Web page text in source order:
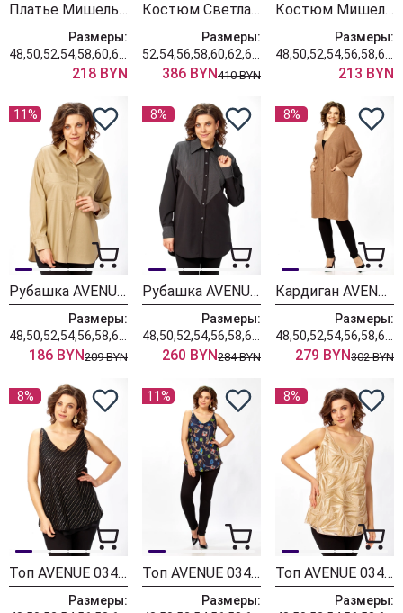
Платье Мишель Шик 2198 ночной графит
Размеры:
218 BYN
Костюм Светлана-Стиль 2025 серый
Размеры:
386 BYN410 BYN
Костюм Мишель Шик 1451 красный коралл
Размеры:
213 BYN
11%
Рубашка AVENUE 0343-2
Размеры:
186 BYN209 BYN
8%
Рубашка AVENUE 0353
Размеры:
260 BYN284 BYN
8%
Кардиган AVENUE 0340-2
Размеры:
279 BYN302 BYN
8%
Топ AVENUE 0349-5
Размеры:
11%
Топ AVENUE 0346-3
Размеры:
8%
Топ AVENUE 0349-4
Размеры: